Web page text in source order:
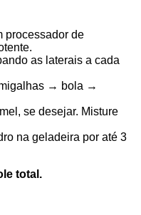
processador de
as laterais a cada
→ bola →
se desejar. Misture
na geladeira por até 3
total.